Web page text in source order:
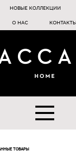
НОВЫЕ КОЛЛЕКЦИИ
О НАС КОНТАКТЫ
ТОВАРЫ